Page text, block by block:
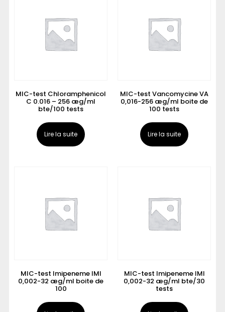
MIC-test Chloramphenicol
C 0.016 – 256 æg/ml
bte/100 tests
Lire la suite
MIC-test Vancomycine VA
0,016-256 æg/ml boite de
100 tests
Lire la suite
MIC-test Imipeneme IMI
0,002-32 æg/ml boite de
100
MIC-test Imipeneme IMI
0,002-32 æg/ml bte/30
tests